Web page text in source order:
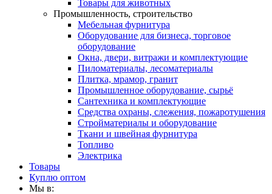
Товары для животных
Промышленность, строительство
Мебельная фурнитура
Оборудование для бизнеса, торговое
оборудование
Окна, двери, витражи и комплектующие
Пиломатериалы, лесоматериалы
Плитка, мрамор, гранит
Промышленное оборудование, сырьё
Сантехника и комплектующие
Средства охраны, слежения, пожаротушения
Стройматериалы и оборудование
Ткани и швейная фурнитура
Топливо
Электрика
Товары
Куплю оптом
Мы в: